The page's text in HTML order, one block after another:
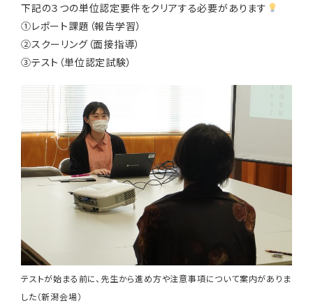
下記の３つの単位認定要件をクリアする必要があります
①レポート課題（報告学習）
②スクーリング（面接指導）
③テスト（単位認定試験）
テストが始まる前に、先生から進め方や注意事項について案内がありま
した（新潟会場）